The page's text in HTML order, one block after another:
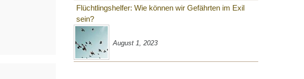
Flüchtlingshelfer: Wie können wir Gefährten im Exil
sein?
August 1, 2023